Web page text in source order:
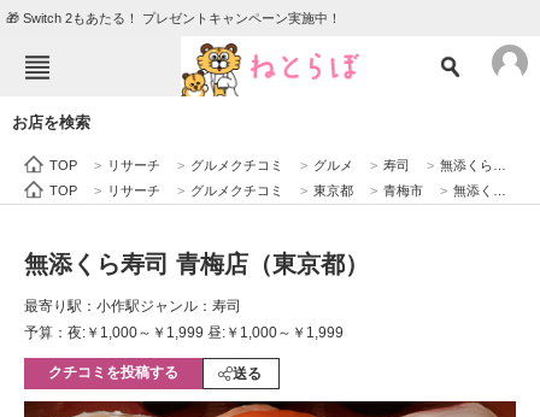
🎁 Switch 2もあたる！ プレゼントキャンペーン実施中！
エンタメ クイズ
住まい 教育・育児
動物 リサーチ
会員記事
お店を検索
TOP > リサーチ > グルメクチコミ > グルメ > 寿司 > 無添くら寿司 青梅店（東京都）
TOP
> リサーチ > グルメクチコミ > 東京都 > 青梅市 > 無添くら寿司 青梅店（東京都）
無添くら寿司 青梅店（東京都）
最寄り駅：小作駅ジャンル：寿司
予算：夜:￥1,000～￥1,999 昼:￥1,000～￥1,999
クチコミを投稿する 送る